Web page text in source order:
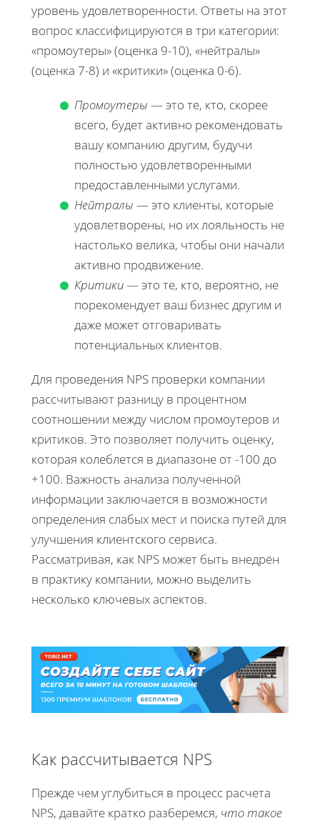
уровень удовлетворенности. Ответы на этот
вопрос классифицируются в три категории:
«промоутеры» (оценка 9-10), «нейтралы»
(оценка 7-8) и «критики» (оценка 0-6).
Промоутеры — это те, кто, скорее
всего, будет активно рекомендовать
вашу компанию другим, будучи
полностью удовлетворенными
предоставленными услугами.
Нейтралы — это клиенты, которые
удовлетворены, но их лояльность не
настолько велика, чтобы они начали
активно продвижение.
Критики— это те, кто, вероятно, не
порекомендует ваш бизнес другим и
даже может отговаривать
потенциальных клиентов.
Для проведения NPS проверки компании
рассчитывают разницу в процентном
соотношении между числом промоутеров и
критиков. Это позволяет получить оценку,
которая колеблется в диапазоне от -100 до
+100. Важность анализа полученной
информации заключается в возможности
определения слабых мест и поиска путей для
улучшения клиентского сервиса.
Рассматривая, как NPS может быть внедрён
в практику компании, можно выделить
несколько ключевых аспектов.
Как рассчитывается NPS
Прежде чем углубиться в процесс расчета
NPS, давайте кратко разберемся, что такое